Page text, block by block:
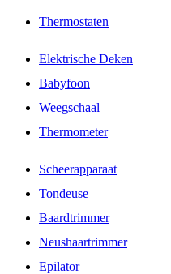
Thermostaten
Elektrische Deken
Babyfoon
Weegschaal
Thermometer
Scheerapparaat
Tondeuse
Baardtrimmer
Neushaartrimmer
Epilator